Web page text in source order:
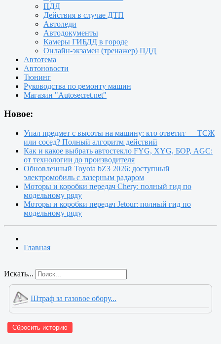
ПДД
Действия в случае ДТП
Автоледи
Автодокументы
Камеры ГИБДД в городе
Онлайн-экзамен (тренажер) ПДД
Автотема
Автоновости
Тюнинг
Руководства по ремонту машин
Магазин "Autosecret.net"
Новое:
Упал предмет с высоты на машину: кто ответит — ТСЖ
или сосед? Полный алгоритм действий
Как и какое выбрать автостекло FYG, XYG, БОР, AGC:
от технологии до производителя
Обновленный Toyota bZ3 2026: доступный
электромобиль с лазерным радаром
Моторы и коробки передач Chery: полный гид по
модельному ряду
Моторы и коробки передач Jetour: полный гид по
модельному ряду
Главная
Искать...
Штраф за газовое обору...
Сбросить историю